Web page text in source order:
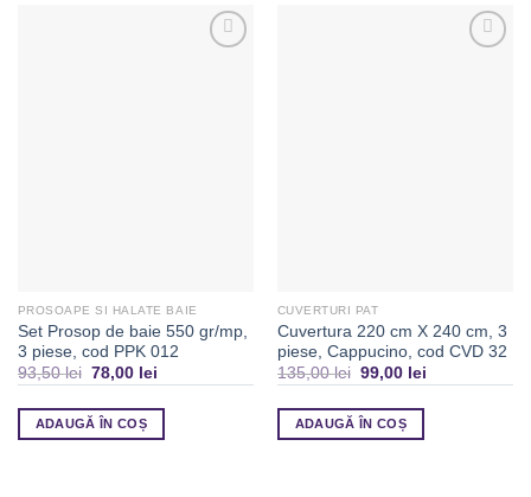
PROSOAPE SI HALATE BAIE
Set Prosop de baie 550 gr/mp,
3 piese, cod PPK 012
93,50lei 78,00 lei
ADAUGĂ ÎN COȘ
CUVERTURI PAT
Cuvertura 220 cm X 240 cm, 3
piese, Cappucino, cod CVD 32
135,00lei 99,00 lei
ADAUGĂ ÎN COȘ